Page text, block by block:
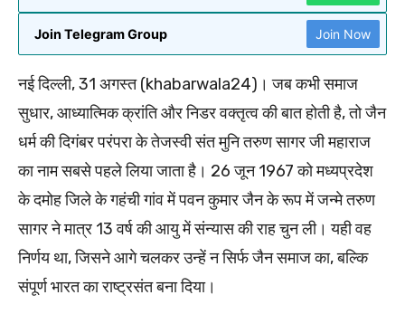
Join Telegram Group Join Now
नई दिल्ली, 31 अगस्त (khabarwala24)। जब कभी समाज
सुधार, आध्यात्मिक क्रांति और निडर वक्तृत्व की बात होती है, तो जैन
धर्म की दिगंबर परंपरा के तेजस्वी संत मुनि तरुण सागर जी महाराज
का नाम सबसे पहले लिया जाता है। 26 जून 1967 को मध्यप्रदेश
के दमोह जिले के गहंची गांव में पवन कुमार जैन के रूप में जन्मे तरुण
सागर ने मात्र 13 वर्ष की आयु में संन्यास की राह चुन ली। यही वह
निर्णय था, जिसने आगे चलकर उन्हें न सिर्फ जैन समाज का, बल्कि
संपूर्ण भारत का राष्ट्रसंत बना दिया।